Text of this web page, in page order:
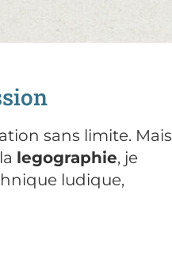
sans limite. Mais
legographie, je
ludique,